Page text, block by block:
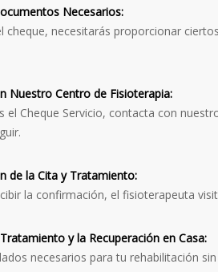
Necesarios:
cheque, necesitarás proporcionar
Nuestro Centro de Fisioterapia:
el Cheque Servicio, contacta con
de la Cita y Tratamiento:
la confirmación, el fisioterapeuta
y la Recuperación en Casa:
necesarios para tu rehabilitación